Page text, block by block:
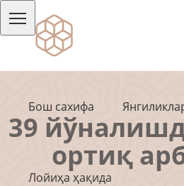
Бош сахифа
Лойиҳа ҳақида
39
ортиқ